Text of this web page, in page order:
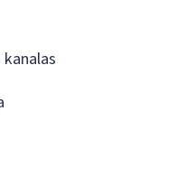
kanalas